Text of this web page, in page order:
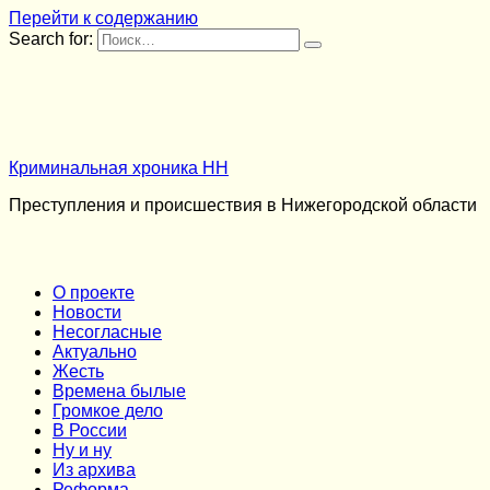
Перейти к содержанию
Search for:
Криминальная хроника НН
Преступления и происшествия в Нижегородской области
О проекте
Новости
Несогласные
Актуально
Жесть
Времена былые
Громкое дело
В России
Ну и ну
Из архива